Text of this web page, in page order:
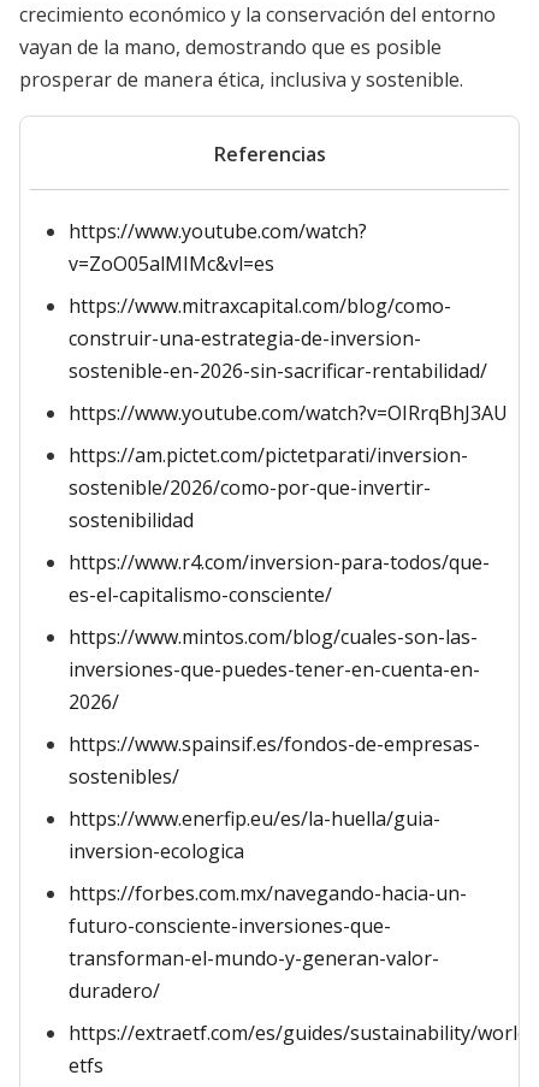
crecimiento económico y la conservación del entorno
vayan de la mano, demostrando que es posible
prosperar de manera ética, inclusiva y sostenible.
Referencias
https://www.youtube.com/watch?
v=ZoO05alMIMc&vl=es
https://www.mitraxcapital.com/blog/como-
construir-una-estrategia-de-inversion-
sostenible-en-2026-sin-sacrificar-rentabilidad/
https://www.youtube.com/watch?v=OIRrqBhJ3AU
https://am.pictet.com/pictetparati/inversion-
sostenible/2026/como-por-que-invertir-
sostenibilidad
https://www.r4.com/inversion-para-todos/que-
es-el-capitalismo-consciente/
https://www.mintos.com/blog/cuales-son-las-
inversiones-que-puedes-tener-en-cuenta-en-
2026/
https://www.spainsif.es/fondos-de-empresas-
sostenibles/
https://www.enerfip.eu/es/la-huella/guia-
inversion-ecologica
https://forbes.com.mx/navegando-hacia-un-
futuro-consciente-inversiones-que-
transforman-el-mundo-y-generan-valor-
duradero/
https://extraetf.com/es/guides/sustainability/world-
etfs